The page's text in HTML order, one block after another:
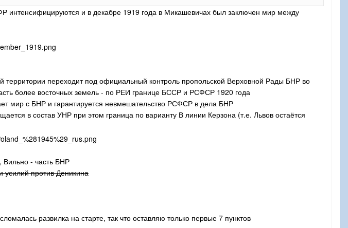
и в декабре 1919 года в Микашевичах был заключен мир между
территории переходит под официальный контроль пропольской Верховной Рады БНР во
более восточных земель - по РЕИ границе БССР и РСФСР 1920 года
мир с БНР и гарантируется невмешательство РСФСР в дела БНР
в состав УНР при этом граница по варианту В линии Керзона (т.е. Львов остаётся
Вильно - часть БНР
против Деникина
развилка на старте, так что оставляю только первые 7 пунктов